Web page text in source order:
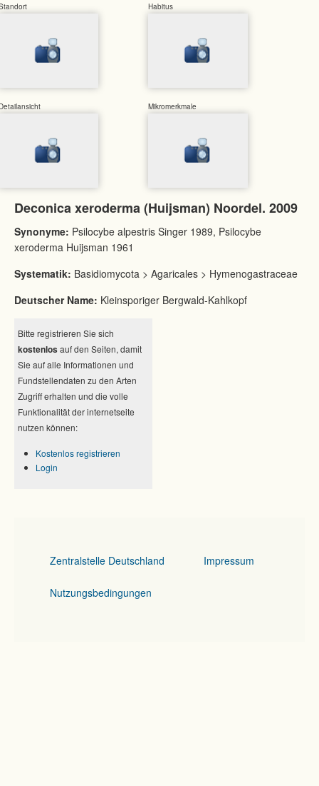
Habitus
Mikromerkmale
Deconica xeroderma (Huijsman) Noordel. 2009
Synonyme: Psilocybe alpestris Singer 1989, Psilocybe
xeroderma Huijsman 1961
Systematik: Basidiomycota > Agaricales > Hymenogastraceae
Deutscher Name: Kleinsporiger Bergwald-Kahlkopf
Bitte registrieren Sie sich
kostenlos auf den Seiten, damit
Sie auf alle Informationen und
Fundstellendaten zu den Arten
Zugriff erhalten und die volle
Funktionalität der internetseite
nutzen können:
Kostenlos registrieren
Login
Zentralstelle Deutschland Impressum
Nutzungsbedingungen